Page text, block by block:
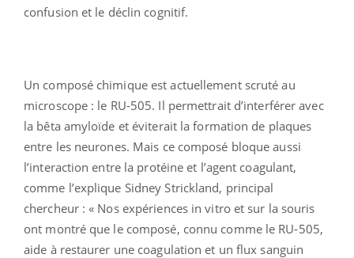
confusion et le déclin cognitif.
Un composé chimique est actuellement scruté au
microscope : le RU-505. Il permettrait d’interférer avec
la bêta amyloïde et éviterait la formation de plaques
entre les neurones. Mais ce composé bloque aussi
l’interaction entre la protéine et l’agent coagulant,
comme l’explique Sidney Strickland, principal
chercheur : « Nos expériences in vitro et sur la souris
ont montré que le composé, connu comme le RU-505,
aide à restaurer une coagulation et un flux sanguin